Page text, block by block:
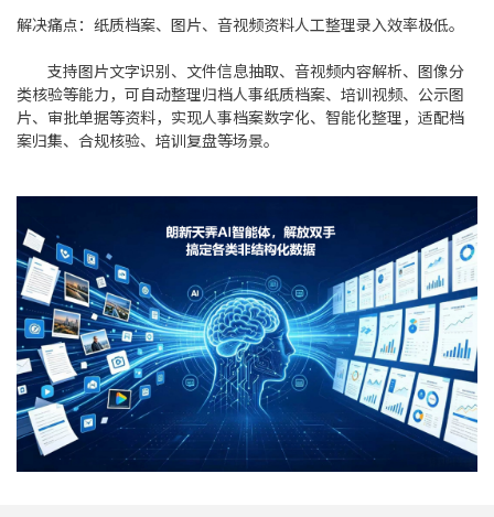
解决痛点：纸质档案、图片、音视频资料人工整理录入效率极低。
支持图片文字识别、文件信息抽取、音视频内容解析、图像分
类核验等能力，可自动整理归档人事纸质档案、培训视频、公示图
片、审批单据等资料，实现人事档案数字化、智能化整理，适配档
案归集、合规核验、培训复盘等场景。